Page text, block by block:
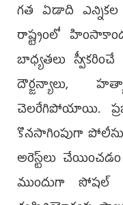
గత ఏడాది
రాష్ట్రంలో
బాధ్యతలు
దౌర్జన్యాలు,
చెలరేగిపోయాయి.
కొనసాగింపుగా
అరెస్ట్‌లు
ముందుగా సోషల్